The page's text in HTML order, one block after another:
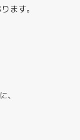
ます。
、